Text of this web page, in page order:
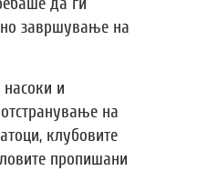
завршување на
насоки и
на
клубовите
пропишани